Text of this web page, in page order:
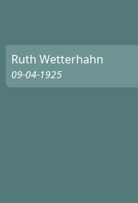
Ruth Wetterhahn
09-04-1925